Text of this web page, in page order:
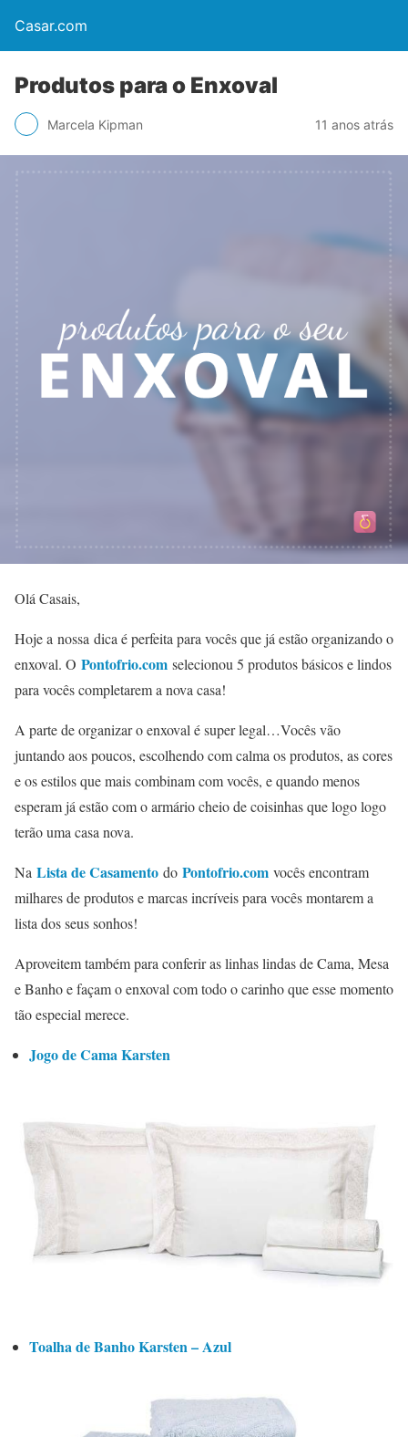
Casar.com
Produtos para o Enxoval
Marcela Kipman 11 anos atrás
Olá Casais,
Hoje a nossa dica é perfeita para vocês que já estão organizando o
enxoval. O Pontofrio.com selecionou 5 produtos básicos e lindos
para vocês completarem a nova casa!
A parte de organizar o enxoval é super legal…Vocês vão
juntando aos poucos, escolhendo com calma os produtos, as cores
e os estilos que mais combinam com vocês, e quando menos
esperam já estão com o armário cheio de coisinhas que logo logo
terão uma casa nova.
Na Lista de Casamento do Pontofrio.com vocês encontram
milhares de produtos e marcas incríveis para vocês montarem a
lista dos seus sonhos!
Aproveitem também para conferir as linhas lindas de Cama, Mesa
e Banho e façam o enxoval com todo o carinho que esse momento
tão especial merece.
Jogo de Cama Karsten
Toalha de Banho Karsten – Azul